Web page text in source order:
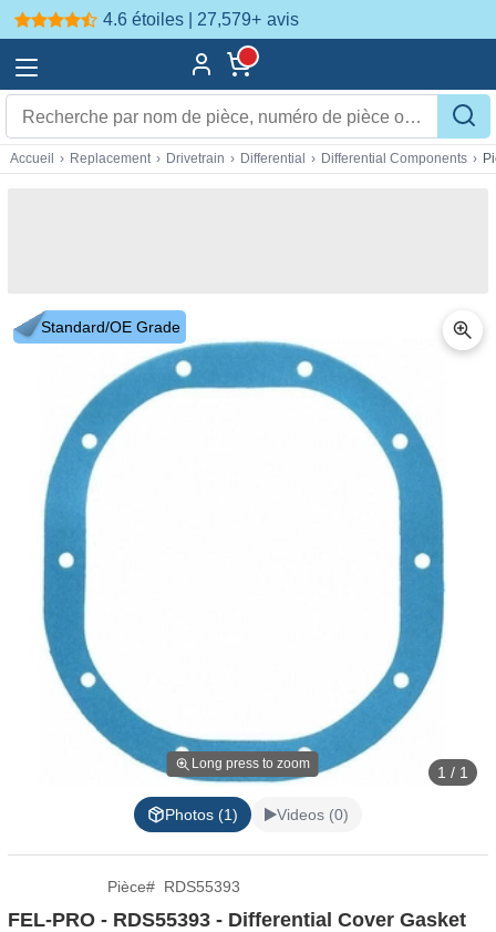
4.6 étoiles | 27,579+ avis
Accueil › Replacement › Drivetrain › Differential › Differential Components ›
Standard/OE Grade
Long press to zoom 1 / 1
Photos (1) Videos (0)
Pièce# RDS55393
FEL-PRO - RDS55393 - Differential Cover Gasket